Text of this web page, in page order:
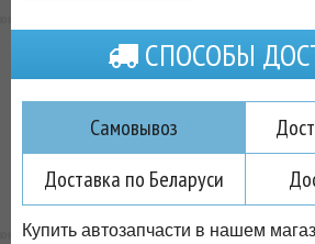
СПОСОБЫ
Самовывоз
Доставка по Беларуси
Купить автозапчасти в нашем